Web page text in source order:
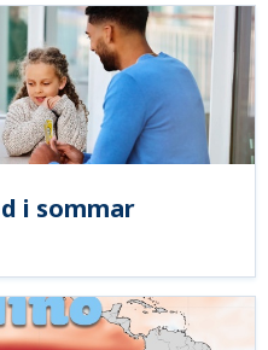
i sommar